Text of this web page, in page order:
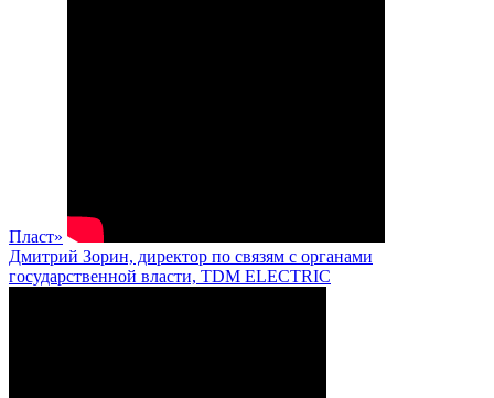
Пласт»
Дмитрий Зорин, директор по связям с органами
государственной власти, TDM ELECTRIC